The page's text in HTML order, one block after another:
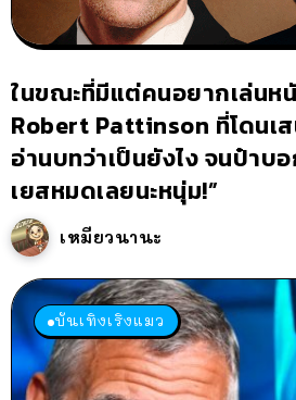
ในขณะที่มีแต่คนอยากเล่นห
Robert Pattinson ที่โดนเ
อ่านบทว่าเป็นยังไง จนป๋าบ
เยสหมดเลยนะหนุ่ม!”
เหมียวนานะ
บันเทิงเริงแมว